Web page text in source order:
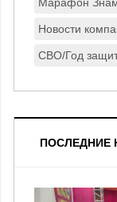
Марафон
Новости
СВО/Год
ПОСЛЕДНИЕ